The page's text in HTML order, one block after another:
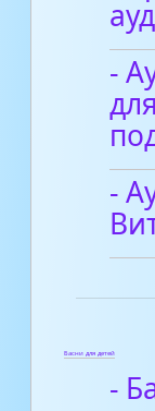
-
-
Басни для детей
-